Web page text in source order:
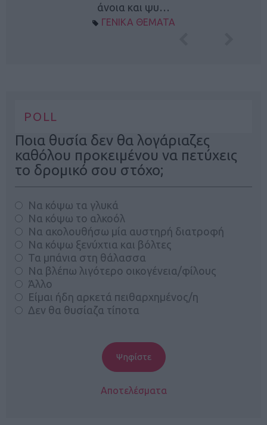
άνοια και ψυ…
ΓΕΝΙΚΑ ΘΕΜΑΤΑ
POLL
Ποια θυσία δεν θα λογάριαζες
καθόλου προκειμένου να πετύχεις
το δρομικό σου στόχο;
Να κόψω τα γλυκά
Να κόψω το αλκοόλ
Να ακολουθήσω μία αυστηρή διατροφή
Να κόψω ξενύχτια και βόλτες
Τα μπάνια στη θάλασσα
Να βλέπω λιγότερο οικογένεια/φίλους
Άλλο
Είμαι ήδη αρκετά πειθαρχημένος/η
Δεν θα θυσίαζα τίποτα
Αποτελέσματα